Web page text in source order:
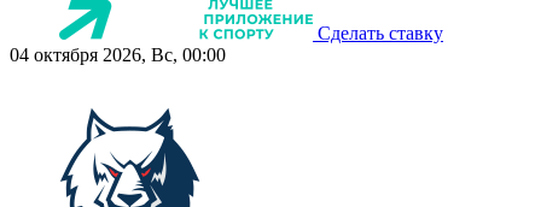
Сделать ставку
04 октября 2026, Вс, 00:00